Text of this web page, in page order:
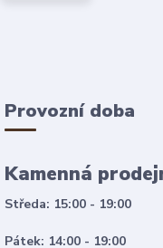
Provozní doba
Kamenná
Středa: 15:00 - 19:00
Pátek: 14:00 - 19:00